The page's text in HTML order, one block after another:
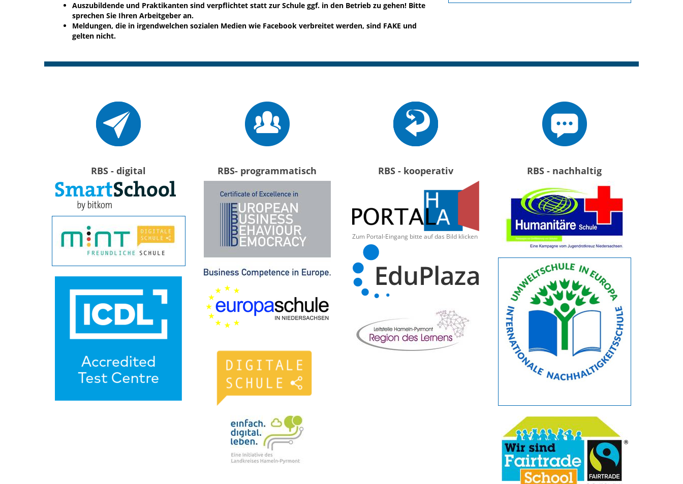
Auszubildende und Praktikanten sind verpflichtet statt zur Schule ggf. in den Betrieb zu gehen! Bitte
sprechen Sie Ihren Arbeitgeber an.
Meldungen, die in irgendwelchen sozialen Medien wie Facebook verbreitet werden, sind FAKE und
gelten nicht.
RBS - digital RBS- programmatisch RBS - kooperativ
Zum Portal-Eingang bitte auf das Bild klicken
RBS - nachhaltig